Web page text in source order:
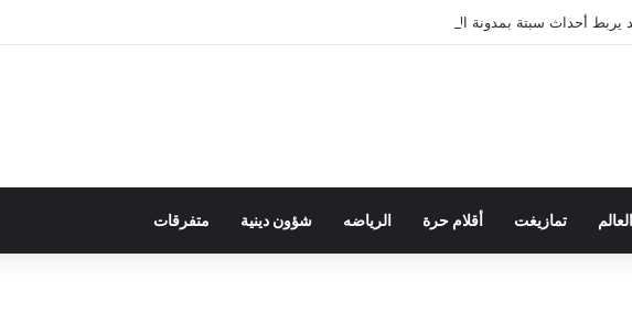
أحداث سبتة بمدونة الأسرة في قراءة للتحولات الاجتماعية
العالم تمازيغت أقلام حرة الرياضه شؤون دينية متفرقات